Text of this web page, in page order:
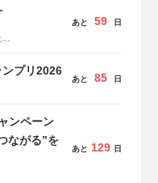
あと 59 日
プリ2026
あと 85 日
ンペーン
ながる”を
あと 129 日